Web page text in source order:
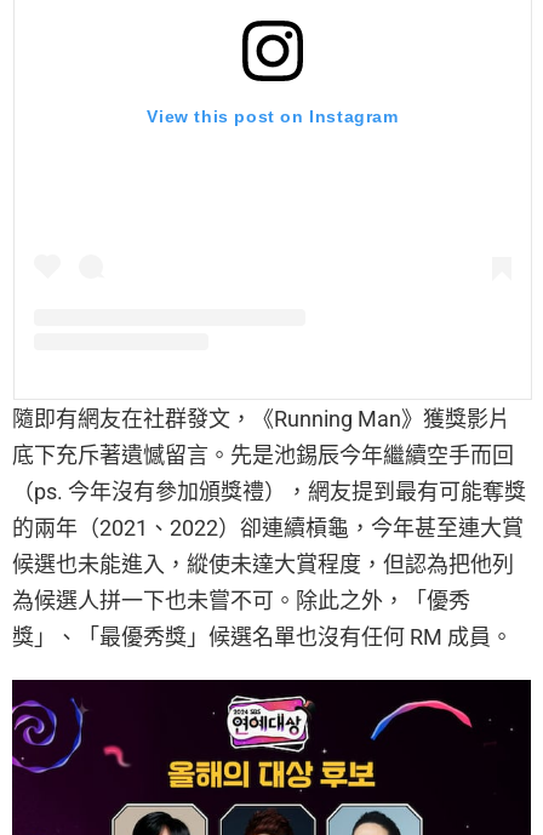
View this post on Instagram
隨即有網友在社群發文，《Running Man》獲獎影片
底下充斥著遺憾留言。先是池錫辰今年繼續空手而回
（ps. 今年沒有參加頒獎禮），網友提到最有可能奪獎
的兩年（2021、2022）卻連續槓龜，今年甚至連大賞
候選也未能進入，縱使未達大賞程度，但認為把他列
為候選人拼一下也未嘗不可。除此之外，「優秀
獎」、「最優秀獎」候選名單也沒有任何 RM 成員。